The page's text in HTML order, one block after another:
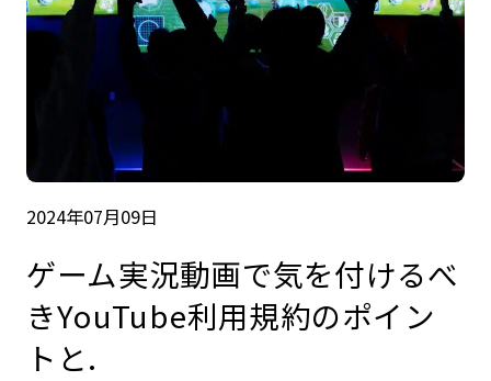
2024年07月09日
ゲーム実況動画で気を付けるべ
きYouTube利用規約のポイン
トと.